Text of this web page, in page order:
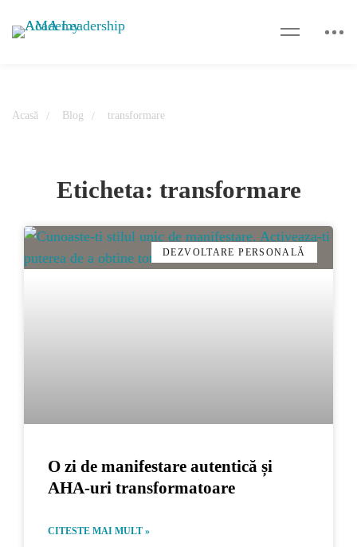
Acasă Blog transformare
Eticheta: transformare
DEZVOLTARE PERSONALĂ
O zi de manifestare autentică și
AHA-uri transformatoare
CITESTE MAI MULT »